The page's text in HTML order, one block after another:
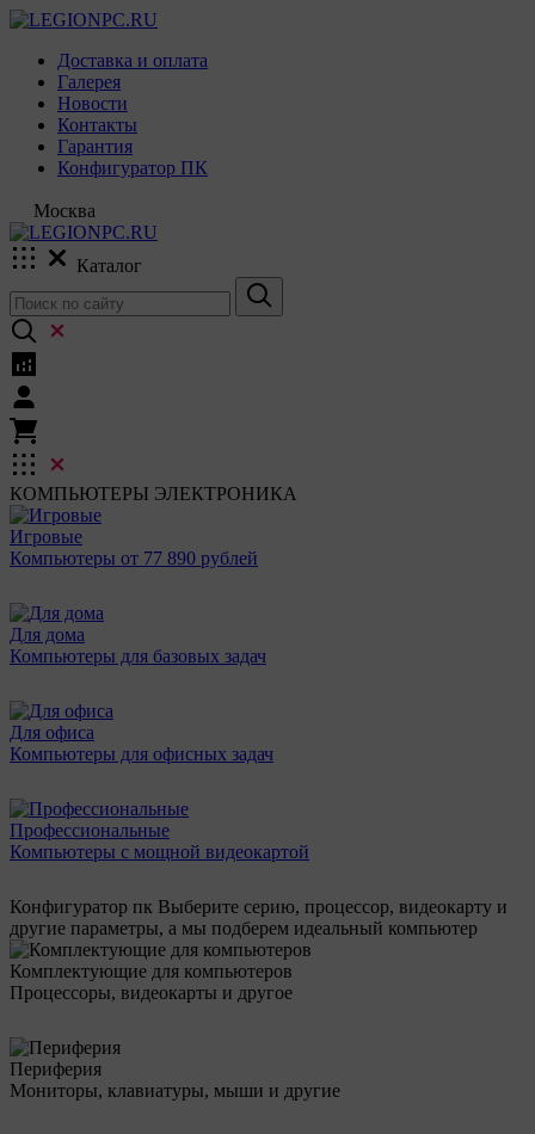
Доставка и оплата
Галерея
Новости
Контакты
Гарантия
Конфигуратор ПК
Москва
Каталог
КОМПЬЮТЕРЫ ЭЛЕКТРОНИКА
Игровые
Компьютеры от 77 890 рублей
Для дома
Компьютеры для базовых задач
Для офиса
Компьютеры для офисных задач
Профессиональные
Компьютеры с мощной видеокартой
Конфигуратор пк Выберите серию, процессор, видеокарту и
другие параметры, а мы подберем идеальный компьютер
Комплектующие для компьютеров
Процессоры, видеокарты и другое
Периферия
Мониторы, клавиатуры, мыши и другие